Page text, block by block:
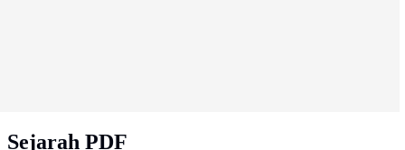
Sejarah PDF